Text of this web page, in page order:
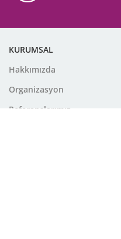
KURUMSAL
Hakkımızda
Organizasyon
Referanslarımız